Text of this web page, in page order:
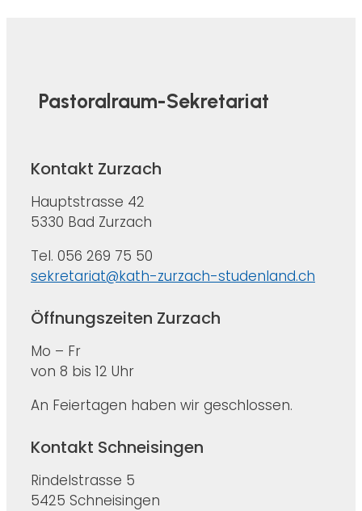
Pastoralraum-Sekretariat
Kontakt Zurzach
Hauptstrasse 42
5330 Bad Zurzach
Tel. 056 269 75 50
sekretariat@kath-zurzach-studenland.ch
Öffnungszeiten Zurzach
Mo – Fr
von 8 bis 12 Uhr
An Feiertagen haben wir geschlossen.
Kontakt Schneisingen
Rindelstrasse 5
5425 Schneisingen